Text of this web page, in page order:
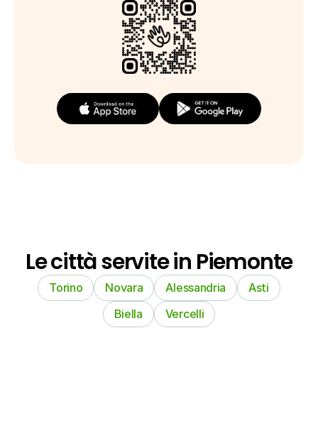
Le città servite in Piemonte
Torino Novara Alessandria
Asti
Biella
Vercelli